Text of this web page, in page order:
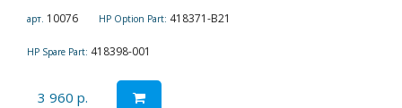
арт. 10076 HP Option Part: 418371-B21
HP Spare Part: 418398-001
3 960 р.